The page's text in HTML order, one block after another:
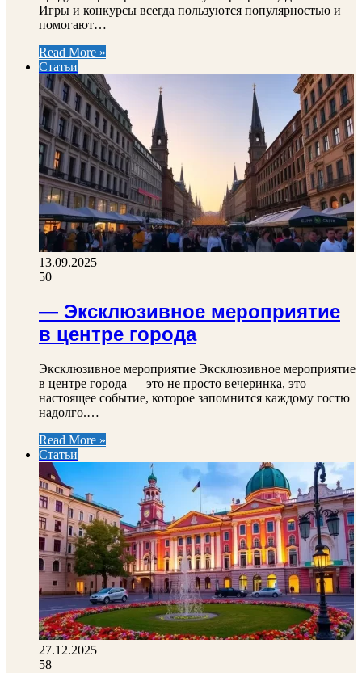
Игры и конкурсы всегда пользуются популярностью и
помогают…
Read More »
Статьи
13.09.2025
50
— Эксклюзивное мероприятие
в центре города
Эксклюзивное мероприятие Эксклюзивное мероприятие
в центре города — это не просто вечеринка, это
настоящее событие, которое запомнится каждому гостю
надолго.…
Read More »
Статьи
27.12.2025
58